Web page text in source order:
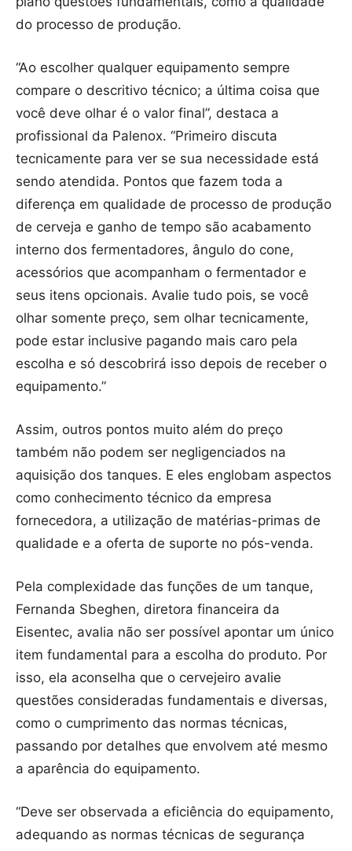
do processo de produção.
“Ao escolher qualquer equipamento sempre
compare o descritivo técnico; a última coisa que
você deve olhar é o valor final”, destaca a
profissional da Palenox. “Primeiro discuta
tecnicamente para ver se sua necessidade está
sendo atendida. Pontos que fazem toda a
diferença em qualidade de processo de produção
de cerveja e ganho de tempo são acabamento
interno dos fermentadores, ângulo do cone,
acessórios que acompanham o fermentador e
seus itens opcionais. Avalie tudo pois, se você
olhar somente preço, sem olhar tecnicamente,
pode estar inclusive pagando mais caro pela
escolha e só descobrirá isso depois de receber o
equipamento.”
Assim, outros pontos muito além do preço
também não podem ser negligenciados na
aquisição dos tanques. E eles englobam aspectos
como conhecimento técnico da empresa
fornecedora, a utilização de matérias-primas de
qualidade e a oferta de suporte no pós-venda.
Pela complexidade das funções de um tanque,
Fernanda Sbeghen, diretora financeira da
Eisentec, avalia não ser possível apontar um único
item fundamental para a escolha do produto. Por
isso, ela aconselha que o cervejeiro avalie
questões consideradas fundamentais e diversas,
como o cumprimento das normas técnicas,
passando por detalhes que envolvem até mesmo
a aparência do equipamento.
“Deve ser observada a eficiência do equipamento,
adequando as normas técnicas de segurança